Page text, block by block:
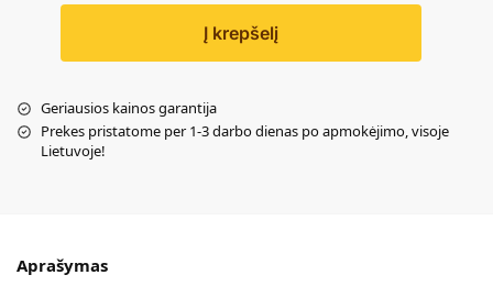
Į krepšelį
Geriausios kainos garantija
Prekes pristatome per 1-3 darbo dienas po apmokėjimo, visoje
Lietuvoje!
Aprašymas